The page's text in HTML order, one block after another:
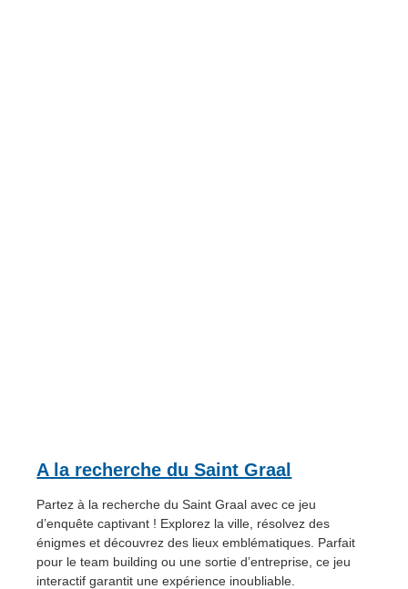
A la recherche du Saint Graal
Partez à la recherche du Saint Graal avec ce jeu
d’enquête captivant ! Explorez la ville, résolvez des
énigmes et découvrez des lieux emblématiques. Parfait
pour le team building ou une sortie d’entreprise, ce jeu
interactif garantit une expérience inoubliable.